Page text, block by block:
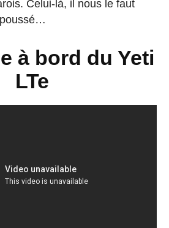
Celui-là, il nous le faut
à bord du Yeti
LTe